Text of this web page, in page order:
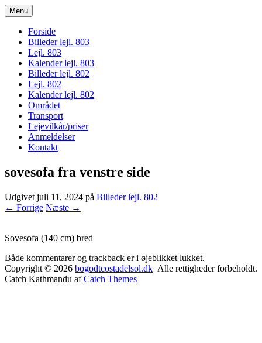
bogodtcostadelsol.dk
Menu
Forside
Billeder lejl. 803
Lejl. 803
Kalender lejl. 803
Billeder lejl. 802
Lejl. 802
Kalender lejl. 802
Området
Transport
Lejevilkår/priser
Anmeldelser
Kontakt
sovesofa fra venstre side
Udgivet juli 11, 2024 på Billeder lejl. 802
← Forrige Næste →
Sovesofa (140 cm) bred
Både kommentarer og trackback er i øjeblikket lukket.
Copyright © 2026 bogodtcostadelsol.dk Alle rettigheder forbeholdt.
Catch Kathmandu afCatch Themes